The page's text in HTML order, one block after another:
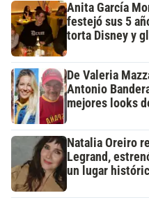
Anita García
festejó sus 5
torta Disney y
De Valeria
Antonio
mejores looks
Natalia Oreiro
Legrand,
un lugar